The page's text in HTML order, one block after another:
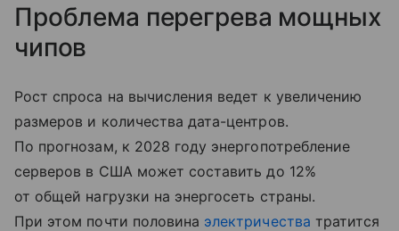
Проблема перегрева мощных
чипов
Рост спроса на вычисления ведет к увеличению
размеров и количества дата-центров.
По прогнозам, к 2028 году энергопотребление
серверов в США может составить до 12%
от общей нагрузки на энергосеть страны.
При этом почти половина электричества тратится